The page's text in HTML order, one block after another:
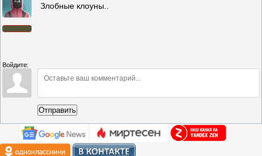
Злобные клоуны..
Войдите:
Отправить